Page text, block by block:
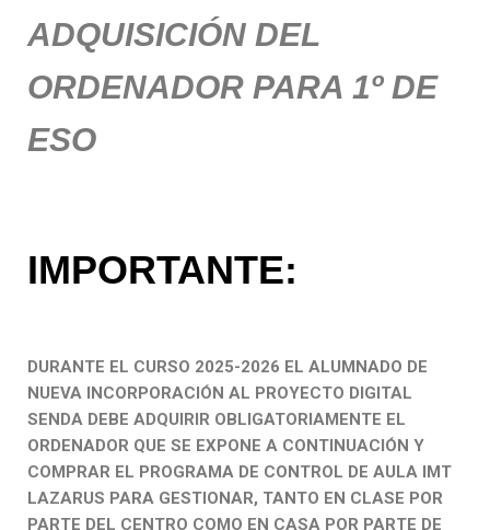
ADQUISICIÓN DEL
ORDENADOR PARA 1º DE
ESO
IMPORTANTE:
DURANTE EL CURSO 2025-2026 EL ALUMNADO DE
NUEVA INCORPORACIÓN AL PROYECTO DIGITAL
SENDA DEBE ADQUIRIR OBLIGATORIAMENTE EL
ORDENADOR QUE SE EXPONE A CONTINUACIÓN Y
COMPRAR EL PROGRAMA DE CONTROL DE AULA IMT
LAZARUS PARA GESTIONAR, TANTO EN CLASE POR
PARTE DEL CENTRO COMO EN CASA POR PARTE DE